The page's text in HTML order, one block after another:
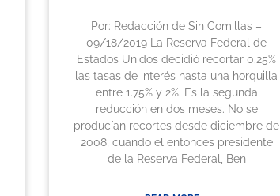
Por: Redacción de Sin Comillas –
09/18/2019 La Reserva Federal de
Estados Unidos decidió recortar 0.25%
las tasas de interés hasta una horquilla
entre 1.75% y 2%. Es la segunda
reducción en dos meses. No se
producían recortes desde diciembre de
2008, cuando el entonces presidente
de la Reserva Federal, Ben